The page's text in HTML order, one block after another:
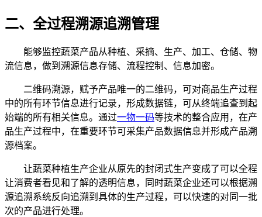
二、全过程溯源追溯管理
能够监控蔬菜产品从种植、采摘、生产、加工、仓储、物
流信息，做到溯源信息存储、流程控制、信息加密。
二维码溯源，赋予产品唯一的二维码，可对商品生产过程
中的所有环节信息进行记录，形成数据链，可从终端追查到起
始端的所有相关信息。通过一物一码等技术的整合应用，在产
品生产过程中，在重要环节可采集产品数据信息并形成产品溯
源档案。
让蔬菜种植生产企业从原先的封闭式生产变成了可以全程
让消费者看见和了解的透明信息，同时蔬菜企业还可以根据溯
源追溯系统反向追溯到具体的生产过程，可以快速的对同一批
次的产品进行处理。